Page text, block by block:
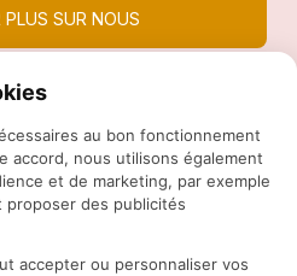
PLUS SUR NOUS
du Calvaire, 75003
au bon fonctionnement
accord, nous utilisons également
et de marketing, par exemple
proposer des publicités
accepter ou personnaliser vos